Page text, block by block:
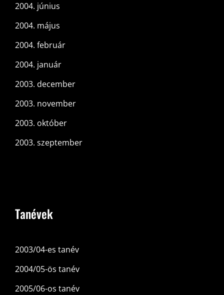
2004. június
2004. május
2004. február
2004. január
2003. december
2003. november
2003. október
2003. szeptember
Tanévek
2003/04-es tanév
2004/05-ös tanév
2005/06-os tanév